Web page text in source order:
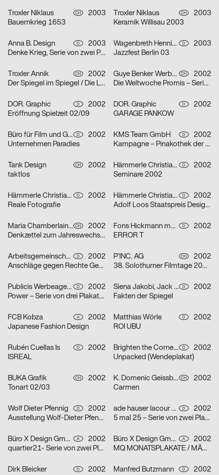
Troxler Niklaus CH
2003
Bauernkrieg 1653
Troxler Niklaus CH
2003
Keramik Willisau 2003
Anna B. Design D
2003
Denke Krieg, Serie von zwei Plakaten
Wagenbreth Henning D
2003
Jazzfest Berlin 03
Troxler Annik CH
2002
Der Spiegel im Spiegel / Die Leiden des Jungwerdens / Die Muse mit der scharfen Zunge – Serie von dr
Guye Benker Werbeagentur AG BSW CH
2002
Die Weltwoche Promis – Serie von drei Plakaten
DOR. Graphic D
2002
Eröffnung Spielzeit 02/09
DOR. Graphic D
2002
GARAGE PANKOW
Büro für Film und Gestaltung D
2002
Unternehmen Paradies
KMS Team GmbH D
2002
Kampagne – Pinakothek der Moderne – Serie von zwei Plakaten
Tank Design CH
2002
taktlos
Hämmerle Christiane, Timo Thurner D
2002
Seminare 2002
Hämmerle Christiane, Timo Thurner D
2002
Reale Fotografie
Hämmerle Christiane, Timo Thurner D
2002
Adolf Loos Staatspreis Design 2001
Maria Chamberlain, Fabienne Bissig, Ibrahim Hasan CH
2002
Denkzettel zum Jahreswechsel: Letztes Abendmahl / Ohne Ausnahme / o. T. – Serie von drei Plakaten
Fons Hickmann m23 D
2002
ERROR T
Arbeitsgemeinschaft für visuelle und verbale Kommunikation Uwe Loesch D
2002
Anschläge gegen Rechte Gewalt
P’INC. AG CH
2002
38. Solothurner Filmtage 2003 – Serie von zwei Plakaten
Publicis Werbeagentur GmbH D
2002
Power – Serie von drei Plakaten
Siena Jakobi, Jack Kraska, Niels Verhaag D
2002
Fakten der Spiegel
FCB Kobza A
2002
Japanese Fashion Design
Matthias Wörle D
2002
ROI UBU
Rubén Cuellas Is D
2002
ISREAL
Brighten the Corners Studio for Design D
2002
Unpacked (Wendeplakat)
BUKA Grafik CH
2002
Tonart 02/03
K. Domenic Geissbühler CH
2002
Carmen
Wolf Dieter Pfennig D
2002
Ausstellung Wolf-Dieter Pfennig in der Galerie Sillack Dresden
ade hauser lacour kommunikationsgestaltung gmbh D
2002
5 mal 25 – Serie von zwei Plakaten
Büro X Design GmbH A
2002
quartier21- Serie von zwei Plakaten
Büro X Design GmbH A
2002
MQ MONATSPLAKATE / MÄRZ 2002 – Serie von zwei Plakaten
Dirk Bleicker D
2002
Manfred Butzmann D
2002